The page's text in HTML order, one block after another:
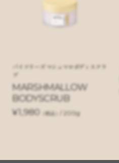
バイツリーズ マシュマロボディスクラ
ブ
MARSHMALLOW
BODYSCRUB
¥1,980 （税込） / 200g